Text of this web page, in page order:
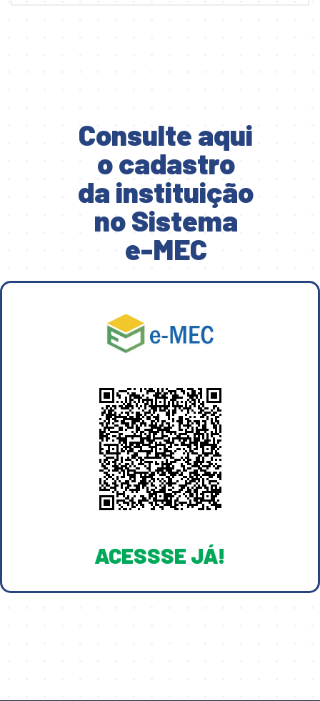
ACESSSE JÁ!
Consulte aqui
o cadastro
da instituição
no Sistema
e-MEC